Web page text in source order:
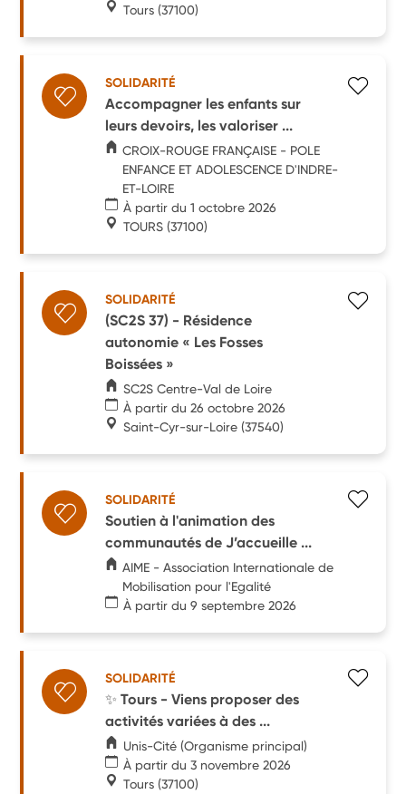
Tours (37100)
SOLIDARITÉ
Accompagner les enfants sur
leurs devoirs, les valoriser ...
CROIX-ROUGE FRANÇAISE - POLE
ENFANCE ET ADOLESCENCE D'INDRE-
ET-LOIRE
À partir du 1 octobre 2026
TOURS (37100)
SOLIDARITÉ
(SC2S 37) - Résidence
autonomie « Les Fosses
Boissées »
SC2S Centre-Val de Loire
À partir du 26 octobre 2026
Saint-Cyr-sur-Loire (37540)
SOLIDARITÉ
Soutien à l'animation des
communautés de J’accueille ...
AIME - Association Internationale de
Mobilisation pour l'Egalité
À partir du 9 septembre 2026
SOLIDARITÉ
✨ Tours - Viens proposer des
activités variées à des ...
Unis-Cité (Organisme principal)
À partir du 3 novembre 2026
Tours (37100)